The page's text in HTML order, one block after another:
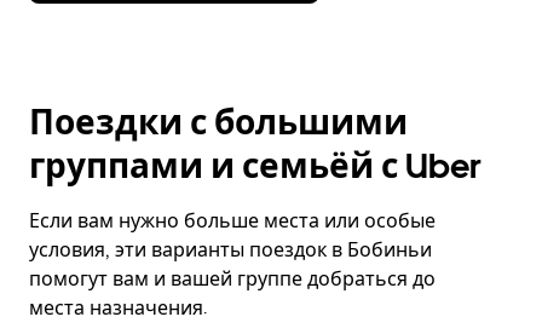
Поездки с большими
группами и семьёй с Uber
Если вам нужно больше места или особые
условия, эти варианты поездок в Бобиньи
помогут вам и вашей группе добраться до
места назначения.